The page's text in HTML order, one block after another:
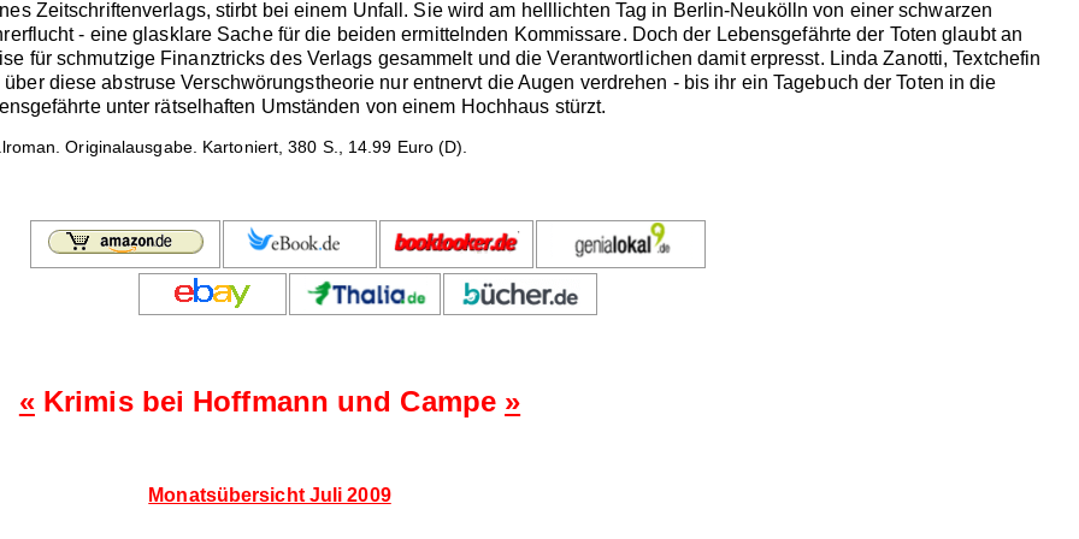
Zeitschriftenverlags, stirbt bei einem Unfall. Sie wird am helllichten Tag in Berlin-Neukölln von einer schwarzen
- eine glasklare Sache für die beiden ermittelnden Kommissare. Doch der Lebensgefährte der Toten glaubt an
für schmutzige Finanztricks des Verlags gesammelt und die Verantwortlichen damit erpresst. Linda Zanotti, Textchefin
diese abstruse Verschwörungstheorie nur entnervt die Augen verdrehen - bis ihr ein Tagebuch der Toten in die
unter rätselhaften Umständen von einem Hochhaus stürzt.
Originalausgabe. Kartoniert, 380 S., 14.99 Euro (D).
«Krimis bei Hoffmann und Campe »
Monatsübersicht Juli 2009